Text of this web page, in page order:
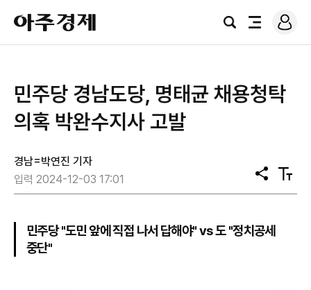
아
주
경
검
전
로
그
민주당 경남도당, 명태균 채용청탁
의혹 박완수지사 고발
경남=박연진 기자
입력 2024-12-03 17:01
공
유
텍
스
민주당 "도민 앞에 직접 나서 답해야" vs 도 "정치공세
중단"